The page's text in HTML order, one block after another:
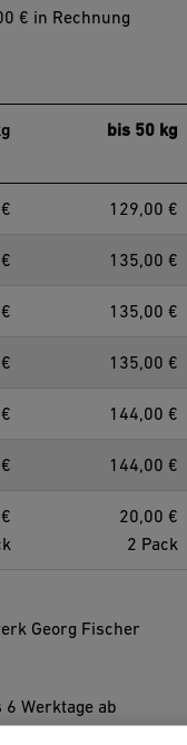
€ in Rechnung
bis 50 kg
129,00 €
135,00 €
135,00 €
135,00 €
144,00 €
144,00 €
20,00 €
2 Pack
Georg Fischer
6 Werktage ab